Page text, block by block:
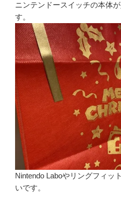
ニンテンドースイッチの本体
す。
Nintendo Laboやリングフィッ
いです。